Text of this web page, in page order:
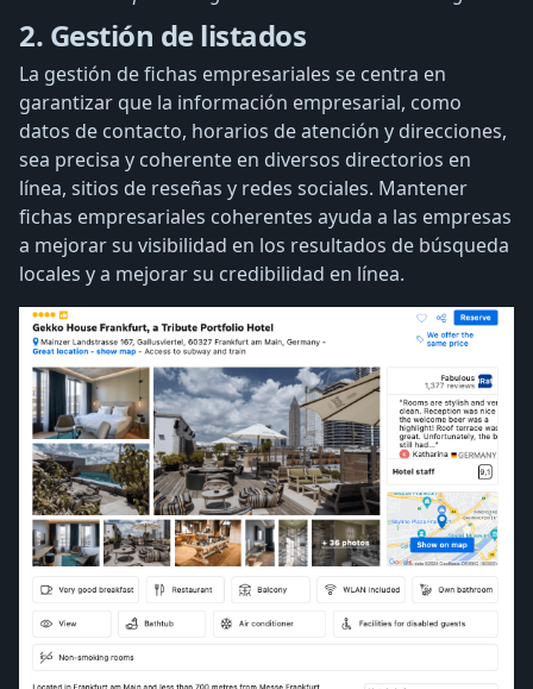
2. Gestión de listados
La gestión de fichas empresariales se centra en
garantizar que la información empresarial, como
datos de contacto, horarios de atención y direcciones,
sea precisa y coherente en diversos directorios en
línea, sitios de reseñas y redes sociales. Mantener
fichas empresariales coherentes ayuda a las empresas
a mejorar su visibilidad en los resultados de búsqueda
locales y a mejorar su credibilidad en línea.